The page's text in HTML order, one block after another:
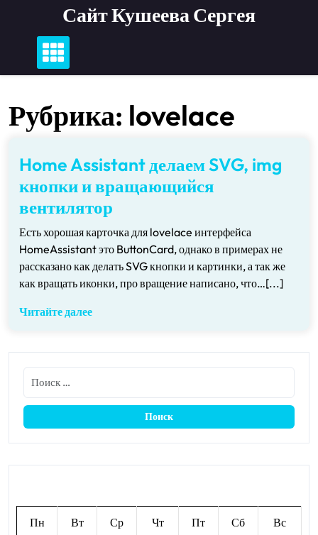
содержимому
Сайт Кушеева Сергея
Рубрика: lovelace
Home Assistant делаем SVG, img
кнопки и вращающийся
вентилятор
Есть хорошая карточка для lovelace интерфейса
HomeAssistant это ButtonCard, однако в примерах не
рассказано как делать SVG кнопки и картинки, а так же
как вращать иконки, про вращение написано, что…[...]
Читайте далее
Пн Вт Ср Чт Пт Сб Вс